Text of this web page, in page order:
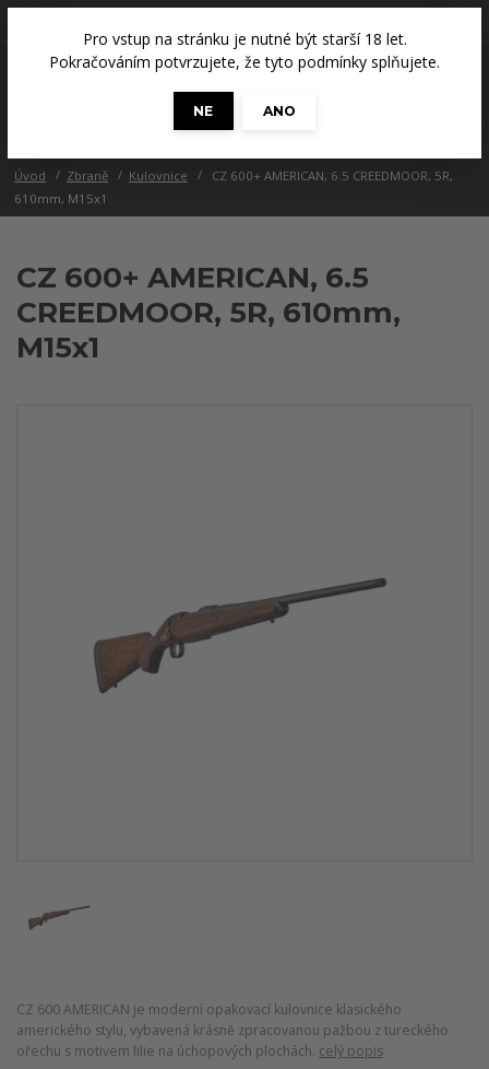
Pro vstup na stránku je nutné být starší 18 let.
Pokračováním potvrzujete, že tyto podmínky splňujete.
NE
ANO
0 Kč
Úvod Zbraně Kulovnice
CZ 600+ AMERICAN, 6.5 CREEDMOOR, 5R,
610mm, M15x1
CZ 600+ AMERICAN, 6.5
CREEDMOOR, 5R, 610mm,
M15x1
CZ 600 AMERICAN je moderní opakovací kulovnice klasického
amerického stylu, vybavená krásně zpracovanou pažbou z tureckého
ořechu s motivem lilie na úchopových plochách. celý popis